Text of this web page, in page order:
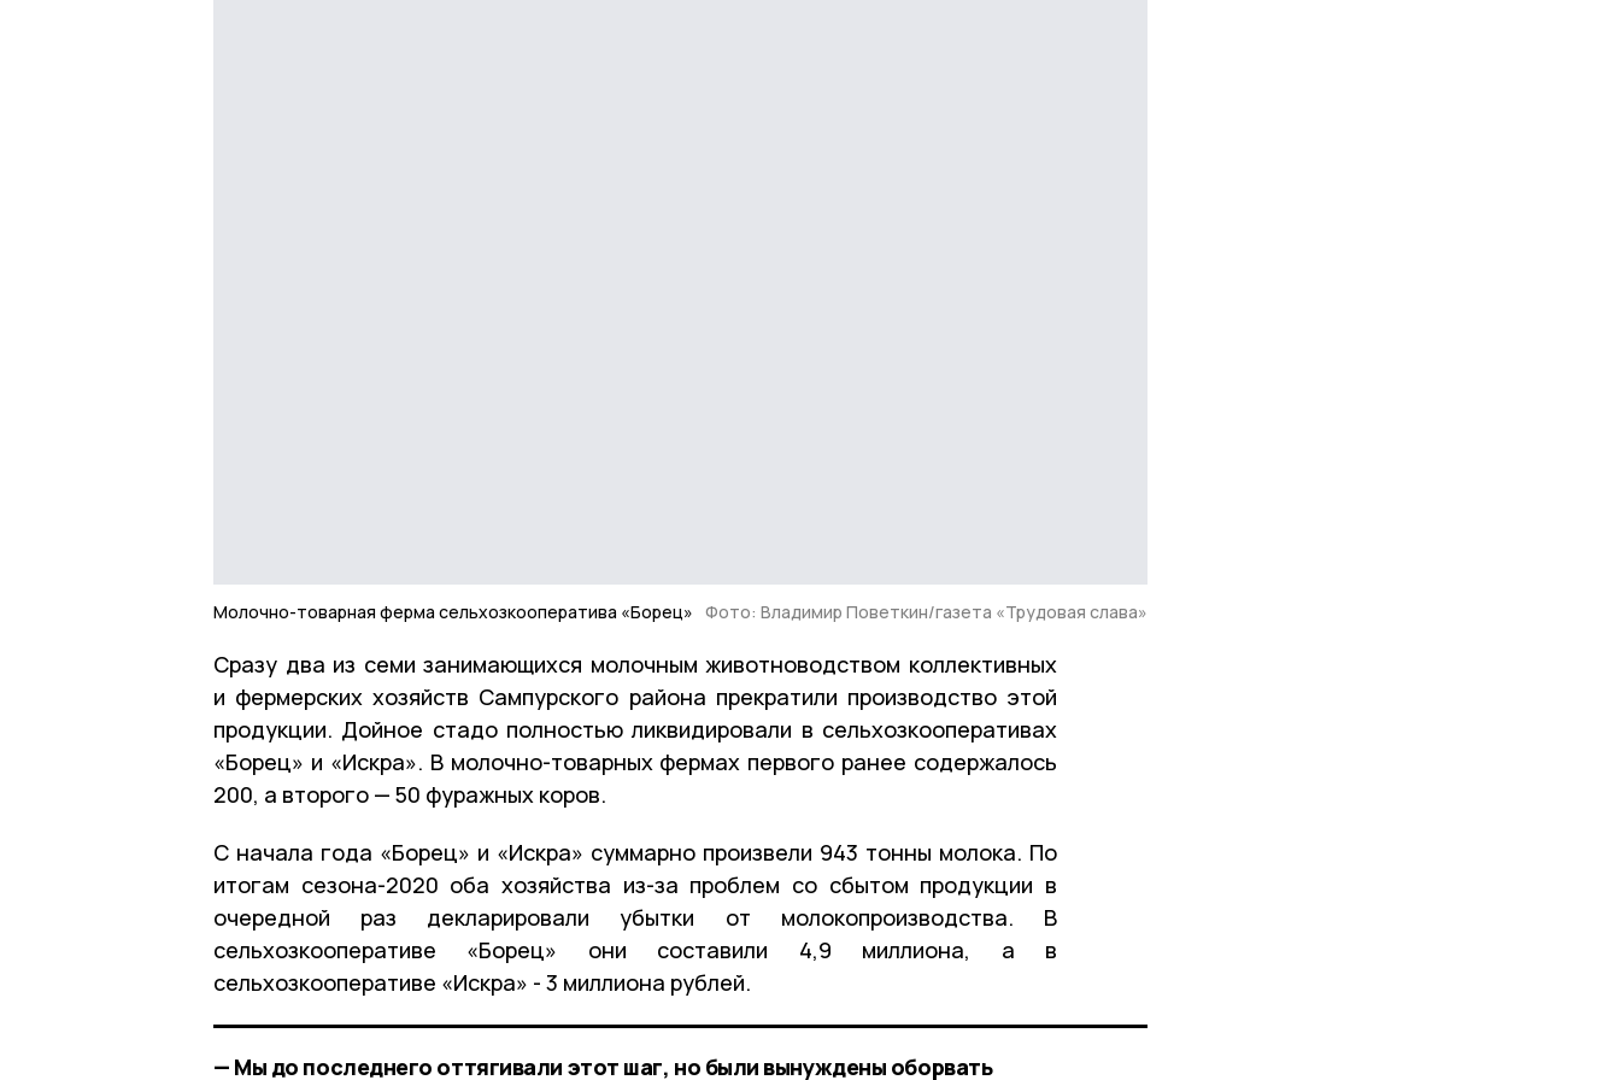
Молочно-товарная ферма сельхозкооператива «Борец» Фото: Владимир Поветкин/газета «Трудовая слава»
Сразу два из семи занимающихся молочным животноводством коллективных
и фермерских хозяйств Сампурского района прекратили производство этой
продукции. Дойное стадо полностью ликвидировали в сельхозкооперативах
«Борец» и «Искра». В молочно-товарных фермах первого ранее содержалось
200, а второго — 50 фуражных коров.
С начала года «Борец» и «Искра» суммарно произвели 943 тонны молока. По
итогам сезона-2020 оба хозяйства из-за проблем со сбытом продукции в
очередной раз декларировали убытки от молокопроизводства. В
сельхозкооперативе «Борец» они составили 4,9 миллиона, а в
сельхозкооперативе «Искра» - 3 миллиона рублей.
— Мы до последнего оттягивали этот шаг, но были вынуждены оборвать